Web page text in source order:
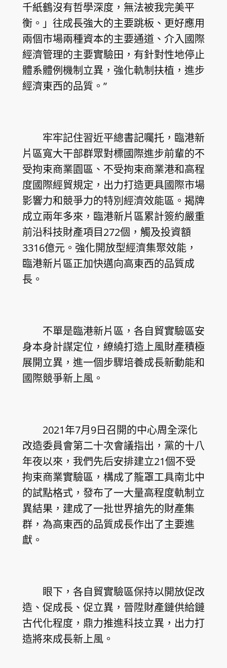
千紙鶴沒有哲學深度，無法被我完美平
衡。」往成長強大的主要跳板、更好應用
兩個市場兩種資本的主要通道、介入國際
經濟管理的主要實驗田，有針對性地停止
體系體例機制立異，強化軌制扶植，進步
經濟東西的品質。”
牢牢記住習近平總書記囑托，臨港新
片區寬大干部群眾對標國際進步前輩的不
受拘束商業園區、不受拘束商業港和高程
度國際經貿規定，出力打造更具國際市場
影響力和競爭力的特別經濟效能區。揭牌
成立兩年多來，臨港新片區累計簽約嚴重
前沿科技財產項目272個，觸及投資額
3316億元。強化開放型經濟集聚效能，
臨港新片區正加快邁向高東西的品質成
長。
不單是臨港新片區，各自貿實驗區安
身本身計謀定位，繚繞打造上風財產積極
展開立異，進一個步驟培養成長新動能和
國際競爭新上風。
2021年7月9日召開的中心周全深化
改造委員會第二十次會議指出，黨的十八
年夜以來，我們先后安排建立21個不受
拘束商業實驗區，構成了籠罩工具南北中
的試點格式，發布了一大量高程度軌制立
異結果，建成了一批世界搶先的財產集
群，為高東西的品質成長作出了主要進
獻。
眼下，各自貿實驗區保持以開放促改
造、促成長、促立異，晉陞財產鏈供給鏈
古代化程度，鼎力推進科技立異，出力打
造將來成長新上風。